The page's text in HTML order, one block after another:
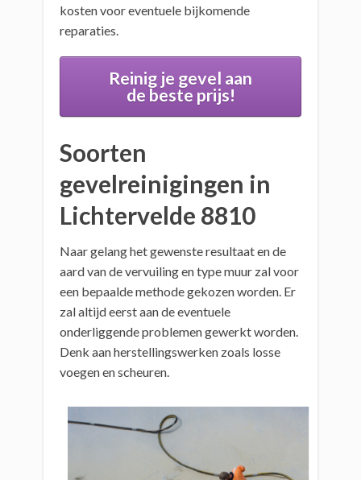
kosten voor eventuele bijkomende
reparaties.
Reinig je gevel aan
de beste prijs!
Soorten
gevelreinigingen in
Lichtervelde 8810
Naar gelang het gewenste resultaat en de
aard van de vervuiling en type muur zal voor
een bepaalde methode gekozen worden. Er
zal altijd eerst aan de eventuele
onderliggende problemen gewerkt worden.
Denk aan herstellingswerken zoals losse
voegen en scheuren.